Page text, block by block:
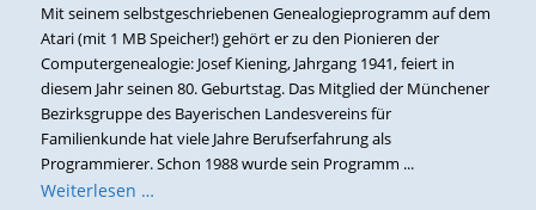
Mit seinem selbstgeschriebenen Genealogieprogramm auf dem
Atari (mit 1 MB Speicher!) gehört er zu den Pionieren der
Computergenealogie: Josef Kiening, Jahrgang 1941, feiert in
diesem Jahr seinen 80. Geburtstag. Das Mitglied der Münchener
Bezirksgruppe des Bayerischen Landesvereins für
Familienkunde hat viele Jahre Berufserfahrung als
Programmierer. Schon 1988 wurde sein Programm ...
Weiterlesen …